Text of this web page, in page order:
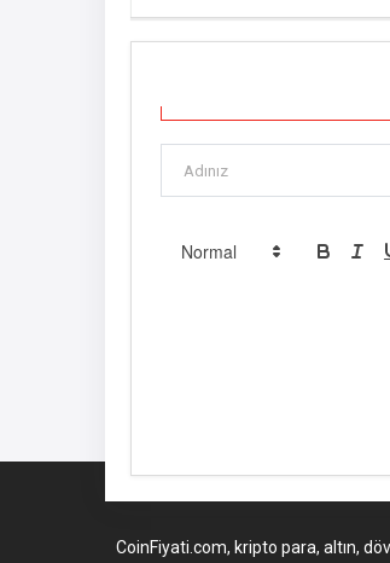
CoinFiyati.com, kripto para, altın,